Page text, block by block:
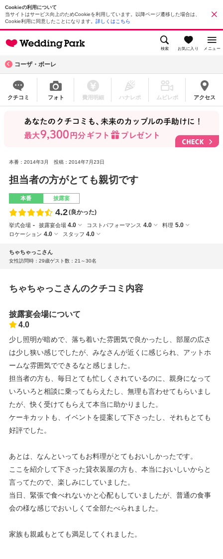
Cookieの利用について
当サイトはサービス向上のためCookieを利用しています。以降ページ遷移した場合は、
Cookie利用に同意したことになります。 詳しくはこちら
検索 お気に入り メニュー
コーザ・ボーレ
クチコミ フォト 費用明細 ハナレポ ムビレポ アクセス
本番：2014年3月 投稿：2014年7月23日
担当者の方がとても親切です
本番 披露宴
4.2(良かった)
挙式会場 - 披露宴会場 4.0 コストパフォーマンス 4.0 料理 5.0
ロケーション 4.0 スタッフ 4.0
ちゃちゃっこさん
女性訪問時：29歳ゲスト数：21～30名
ちゃちゃっこさんのクチコミ内容
披露宴会場について
4.0
少し照明が暗めで、落ち着いた雰囲気で良かったし、部屋の広さ
は少し狭い感じでしたが、みなさんが近くに感じられ、アットホ
ームな雰囲気でできるなと感じました。
担当者の方も、毎日とても忙しくされているのに、親身になって
いろいろと相談に乗ってもらえたし、無理も言わせてもらいまし
たが、快く受けてもらえて本当に助かりました。
ケーキカットも、イベントを提案して下さったし、それもとても
好評でした。
あとは、なんといってもお料理がとてもおいしかったです。
ここを紹介して下さった貸衣装屋の方も、本当においしいからと
言ってたので、楽しみにしていました。
当日、緊張で食べれないかと心配もしていましたが、普通の食事
会の様な感じでおいしくて全部たべられました。
家族も親戚もとても満足してくれました。